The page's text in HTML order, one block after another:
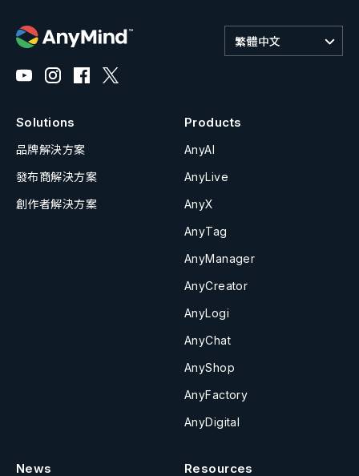
繁體中文
Solutions
品牌解決方案
發布商解決方案
創作者解決方案
Products
AnyAI
AnyLive
AnyX
AnyTag
AnyManager
AnyCreator
AnyLogi
AnyChat
AnyShop
AnyFactory
AnyDigital
News Resources